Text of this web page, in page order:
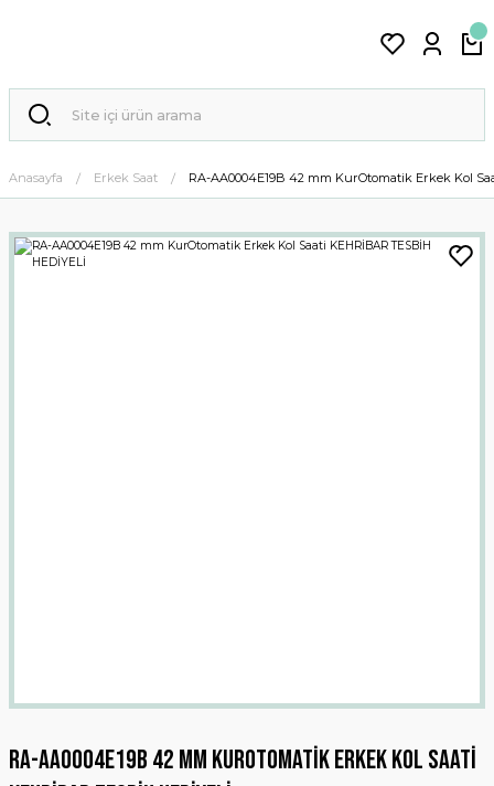
Anasayfa Erkek Saat RA-AA0004E19B 42 mm KurOtomatik Erkek Kol
RA-AA0004E19B 42 mm KurOtomatik Erkek Kol Saati